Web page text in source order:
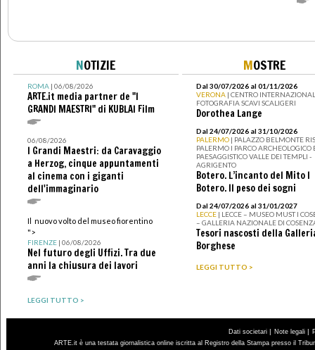
NOTIZIE
ROMA| 06/08/2026
ARTE.it media partner de "I
GRANDI MAESTRI" di KUBLAI Film
06/08/2026
I Grandi Maestri: da Caravaggio
a Herzog, cinque appuntamenti
al cinema con i giganti
dell'immaginario
Il nuovo volto del museo fiorentino
">
FIRENZE| 06/08/2026
Nel futuro degli Uffizi. Tra due
anni la chiusura dei lavori
LEGGI TUTTO >
MOSTRE
Dal 30/07/2026 al 01/11/2026
VERONA | CENTRO
FOTOGRAFIA SCAVI SCALIGERI
Dorothea Lange
Dal 24/07/2026 al 31/10/2026
PALERMO | PALAZZO BELMONTE
PALERMO I PARCO ARCHEOLOGICO
PAESAGGISTICO VALLE DEI TEMPLI -
AGRIGENTO
Botero. L’incanto del Mito I
Botero. Il peso dei sogni
Dal 24/07/2026 al 31/01/2027
LECCE | LECCE – MUSEO MUST I
– GALLERIA NAZIONALE DI
Tesori nascosti della
Borghese
LEGGI TUTTO >
Dati societari | Note legali |
ARTE.it è una testata giornalistica online iscritta al Registro della Stampa presso il